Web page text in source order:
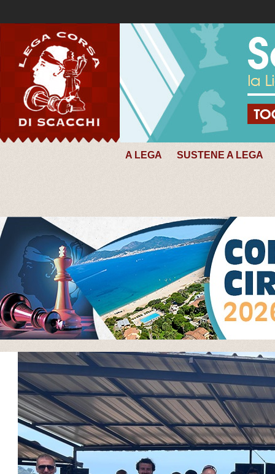
A LEGA SUSTENE A LEGA